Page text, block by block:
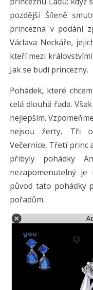
pozdější Šíleně
princezna v podání
Václava Neckáře,
kteří mezi
Jak se budí princezny.
Pohádek, které
celá dlouhá řada.
nejlepším.
nejsou žerty, Tři
Večernice, Třetí princ
přibyly pohádky
nezapomenutelný
původ tato pohádky
pořadům.